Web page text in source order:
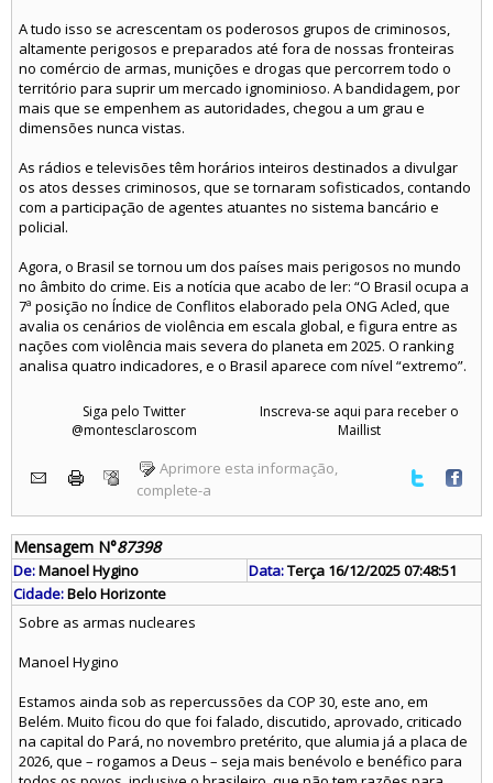
A tudo isso se acrescentam os poderosos grupos de criminosos,
altamente perigosos e preparados até fora de nossas fronteiras
no comércio de armas, munições e drogas que percorrem todo o
território para suprir um mercado ignominioso. A bandidagem, por
mais que se empenhem as autoridades, chegou a um grau e
dimensões nunca vistas.
As rádios e televisões têm horários inteiros destinados a divulgar
os atos desses criminosos, que se tornaram sofisticados, contando
com a participação de agentes atuantes no sistema bancário e
policial.
Agora, o Brasil se tornou um dos países mais perigosos no mundo
no âmbito do crime. Eis a notícia que acabo de ler: “O Brasil ocupa a
7ª posição no Índice de Conflitos elaborado pela ONG Acled, que
avalia os cenários de violência em escala global, e figura entre as
nações com violência mais severa do planeta em 2025. O ranking
analisa quatro indicadores, e o Brasil aparece com nível “extremo”.
Siga pelo Twitter
@montesclaroscom
Inscreva-se aqui para receber o
Maillist
Aprimore esta informação,
complete-a
Mensagem N°87398
De:Manoel Hygino Data:Terça 16/12/2025 07:48:51
Cidade:Belo Horizonte
Sobre as armas nucleares
Manoel Hygino
Estamos ainda sob as repercussões da COP 30, este ano, em
Belém. Muito ficou do que foi falado, discutido, aprovado, criticado
na capital do Pará, no novembro pretérito, que alumia já a placa de
2026, que – rogamos a Deus – seja mais benévolo e benéfico para